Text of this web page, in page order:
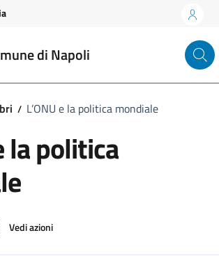
di Napoli
L’ONU e la politica mondiale
la politica
Vedi azioni